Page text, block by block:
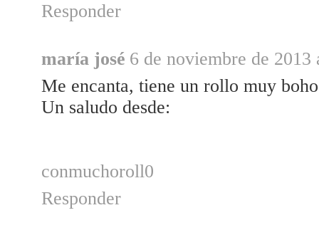
Responder
maría josé 6 de noviembre de 2013
Me encanta, tiene un rollo muy boho
Un saludo desde:
conmuchoroll0
Responder